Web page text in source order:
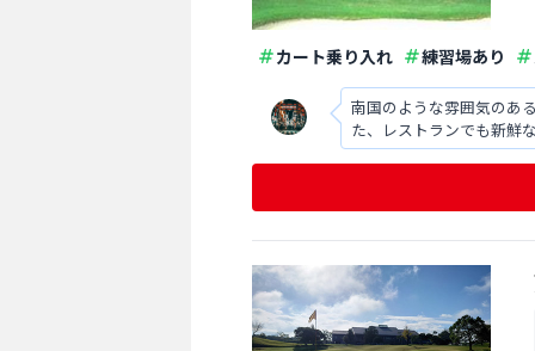
カート乗り入れ 練習場あり
南国のような雰囲気のあ
た、レストランでも新鮮